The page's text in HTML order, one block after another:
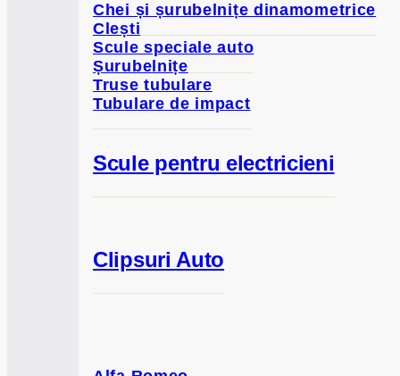
Chei și șurubelnițe dinamometrice
Clești
Scule speciale auto
Șurubelnițe
Truse tubulare
Tubulare de impact
Scule pentru electricieni
Clipsuri Auto